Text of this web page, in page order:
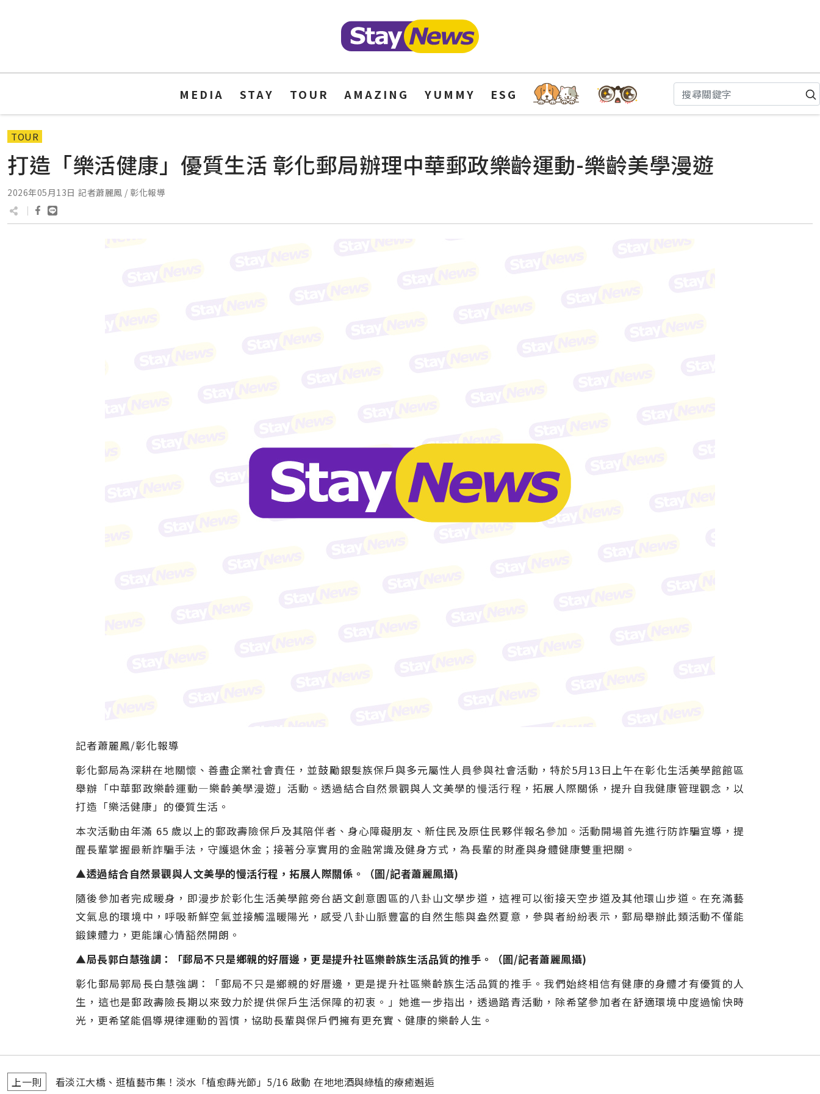
MEDIA STAY TOUR AMAZING YUMMY ESG
TOUR
打造「樂活健康」優質生活 彰化郵局辦理中華郵政樂齡運動-樂齡美學漫遊
2026年05月13日 記者蕭麗鳳 / 彰化報導
記者蕭麗鳳/彰化報導
彰化郵局為深耕在地關懷、善盡企業社會責任，並鼓勵銀髮族保戶與多元屬性人員參與社會活動，特於5月13日上午在彰化生活美學館館區
舉辦「中華郵政樂齡運動—樂齡美學漫遊」活動。透過結合自然景觀與人文美學的慢活行程，拓展人際關係，提升自我健康管理觀念，以
打造「樂活健康」的優質生活。
本次活動由年滿 65 歲以上的郵政壽險保戶及其陪伴者、身心障礙朋友、新住民及原住民夥伴報名參加。活動開場首先進行防詐騙宣導，提
醒長輩掌握最新詐騙手法，守護退休金；接著分享實用的金融常識及健身方式，為長輩的財產與身體健康雙重把關。
▲透過結合自然景觀與人文美學的慢活行程，拓展人際關係。（圖/記者蕭麗鳳攝)
隨後參加者完成暖身，即漫步於彰化生活美學館旁台語文創意園區的八卦山文學步道，這裡可以銜接天空步道及其他環山步道。在充滿藝
文氣息的環境中，呼吸新鮮空氣並接觸溫暖陽光，感受八卦山脈豐富的自然生態與盎然夏意，參與者紛紛表示，郵局舉辦此類活動不僅能
鍛鍊體力，更能讓心情豁然開朗。
▲局長郭白慧強調：「郵局不只是鄉親的好厝邊，更是提升社區樂齡族生活品質的推手。（圖/記者蕭麗鳳攝)
彰化郵局郭局長白慧強調：「郵局不只是鄉親的好厝邊，更是提升社區樂齡族生活品質的推手。我們始終相信有健康的身體才有優質的人
生，這也是郵政壽險長期以來致力於提供保戶生活保障的初衷。」她進一步指出，透過踏青活動，除希望參加者在舒適環境中度過愉快時
光，更希望能倡導規律運動的習慣，協助長輩與保戶們擁有更充實、健康的樂齡人生。
上一則 看淡江大橋、逛植藝市集！淡水「植愈蒔光節」5/16 啟動 在地地酒與綠植的療癒邂逅